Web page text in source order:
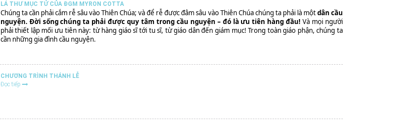
LÁ THƯ MỤC TỬ CỦA ĐGM MYRON COTTA
Chúng ta cần phải cắm rễ sâu vào Thiên Chúa; và để rễ được đâm sâu vào Thiên Chúa chúng ta phải là mộtdân cầu
nguyện. Đời sống chúng ta phải được quy tâm trong cầu nguyện – đó là ưu tiên hàng đầu! Và mọi người
phải thiết lập mối ưu tiên này: từ hàng giáo sĩ tới tu sĩ, từ giáo dân đến giám mục! Trong toàn giáo phận, chúng ta
cần những gia đình cầu nguyện.
CHƯƠNG TRÌNH THÁNH LỄ
Đọc tiếp